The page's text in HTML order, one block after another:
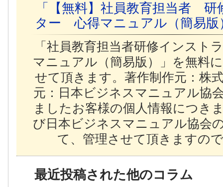
「【無料】社員教育担当者
ター 心得マニュアル（簡易版
「社員教育担当者研修インスト
マニュアル（簡易版）」を無料
せて頂きます。著作制作元：株
元：日本ビジネスマニュアル協
ましたお客様の個人情報につき
び日本ビジネスマニュアル協会
て、管理させて頂きますの
最近投稿された他のコラム